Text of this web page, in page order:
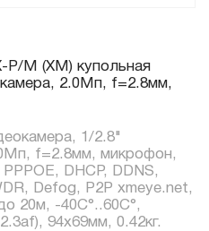
P/M (XM) купольная
2.0Мп, f=2.8мм,
1/2.8"
f=2.8мм, микрофон,
DHCP, DDNS,
Defog, P2P xmeye.net,
20м, -40C°..60C°,
94x69мм, 0.42кг.